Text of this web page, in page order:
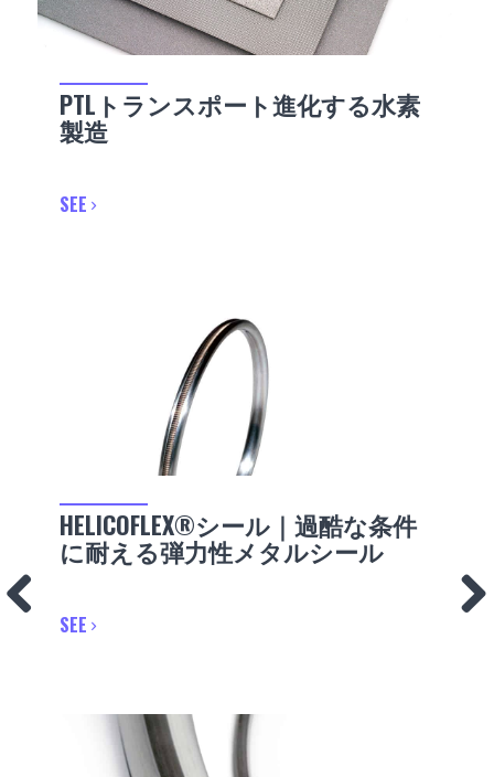
PTLトランスポート進化する水素
製造
SEE
HELICOFLEX®シール｜過酷な条件
に耐える弾力性メタルシール
SEE